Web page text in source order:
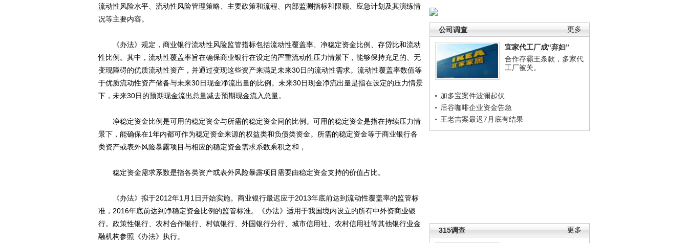
更多
公司调查
宜家代工厂成“弃妇”
合作存霸王条款，多家代
工厂被关。
加多宝案件波澜起伏
后谷咖啡企业资金告急
王老吉案最迟7月底有结果
更多
315调查
流动性风险水平、流动性风险管理策略、主要政策和流程、内部监测指标和限额、应急计划及其演练情
况等主要内容。
《办法》规定，商业银行流动性风险监管指标包括流动性覆盖率、净稳定资金比例、存贷比和流动
性比例。其中，流动性覆盖率旨在确保商业银行在设定的严重流动性压力情景下，能够保持充足的、无
变现障碍的优质流动性资产，并通过变现这些资产来满足未来30日的流动性需求。流动性覆盖率数值等
于优质流动性资产储备与未来30日现金净流出量的比例。未来30日现金净流出量是指在设定的压力情景
下，未来30日的预期现金流出总量减去预期现金流入总量。
净稳定资金比例是可用的稳定资金与所需的稳定资金间的比例。可用的稳定资金是指在持续压力情
景下，能确保在1年内都可作为稳定资金来源的权益类和负债类资金。所需的稳定资金等于商业银行各
类资产或表外风险暴露项目与相应的稳定资金需求系数乘积之和，
稳定资金需求系数是指各类资产或表外风险暴露项目需要由稳定资金支持的价值占比。
《办法》拟于2012年1月1日开始实施。商业银行最迟应于2013年底前达到流动性覆盖率的监管标
准，2016年底前达到净稳定资金比例的监管标准。《办法》适用于我国境内设立的所有中外资商业银
行。政策性银行、农村合作银行、村镇银行、外国银行分行、城市信用社、农村信用社等其他银行业金
融机构参照《办法》执行。